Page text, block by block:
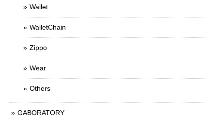
Wallet
WalletChain
Zippo
Wear
Others
GABORATORY